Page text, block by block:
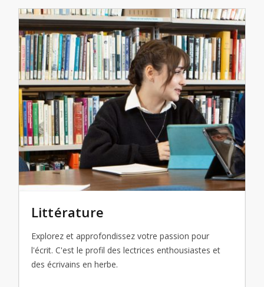
Littérature
Explorez et approfondissez votre passion pour
l'écrit. C'est le profil des lectrices enthousiastes et
des écrivains en herbe.